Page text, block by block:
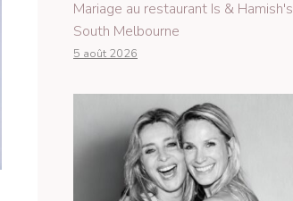
Mariage au restaurant Is & Hamish's
South Melbourne
5 août 2026